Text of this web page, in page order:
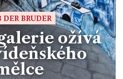
DER BRUDER
ožívá